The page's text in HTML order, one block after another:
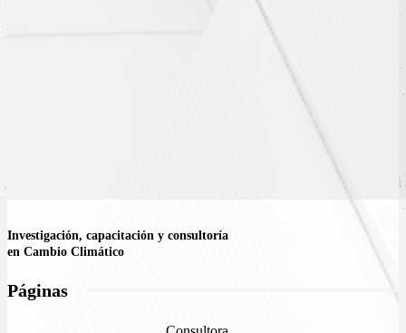
Investigación, capacitación y consultoría
en Cambio Climático
Páginas